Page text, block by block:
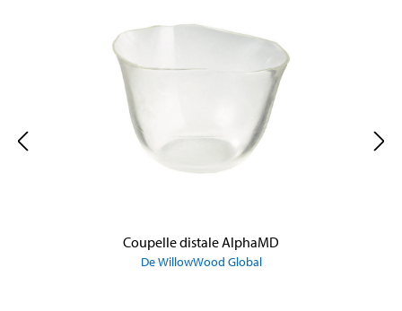
Coupelle distale AlphaMD
De WillowWood Global